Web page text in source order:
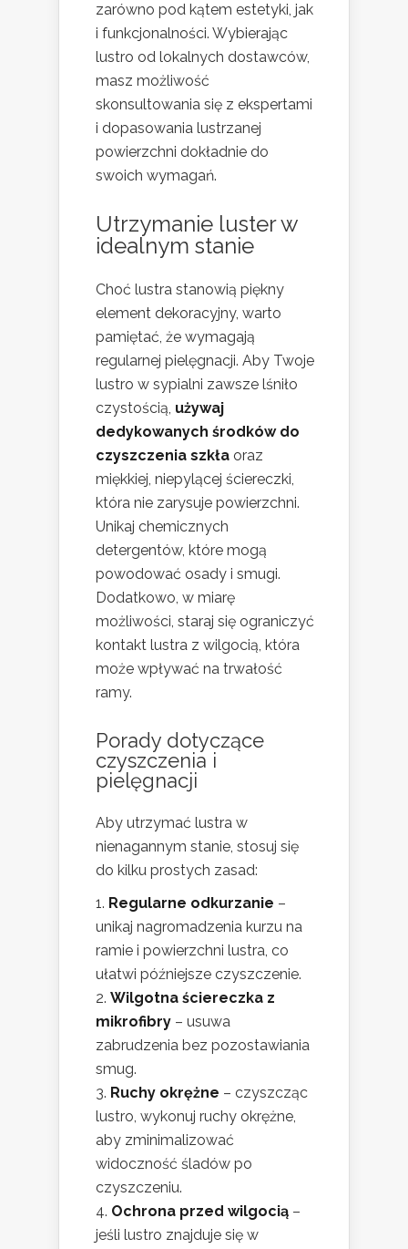
zarówno pod kątem estetyki, jak
i funkcjonalności. Wybierając
lustro od lokalnych dostawców,
masz możliwość
skonsultowania się z ekspertami
i dopasowania lustrzanej
powierzchni dokładnie do
swoich wymagań.
Utrzymanie luster w
idealnym stanie
Choć lustra stanowią piękny
element dekoracyjny, warto
pamiętać, że wymagają
regularnej pielęgnacji. Aby Twoje
lustro w sypialni zawsze lśniło
czystością, używaj
dedykowanych środków do
czyszczenia szkła oraz
miękkiej, niepylącej ściereczki,
która nie zarysuje powierzchni.
Unikaj chemicznych
detergentów, które mogą
powodować osady i smugi.
Dodatkowo, w miarę
możliwości, staraj się ograniczyć
kontakt lustra z wilgocią, która
może wpływać na trwałość
ramy.
Porady dotyczące
czyszczenia i
pielęgnacji
Aby utrzymać lustra w
nienagannym stanie, stosuj się
do kilku prostych zasad:
Regularne odkurzanie –
unikaj nagromadzenia kurzu na
ramie i powierzchni lustra, co
ułatwi późniejsze czyszczenie.
Wilgotna ściereczka z
mikrofibry – usuwa
zabrudzenia bez pozostawiania
smug.
Ruchy okrężne – czyszcząc
lustro, wykonuj ruchy okrężne,
aby zminimalizować
widoczność śladów po
czyszczeniu.
Ochrona przed wilgocią –
jeśli lustro znajduje się w